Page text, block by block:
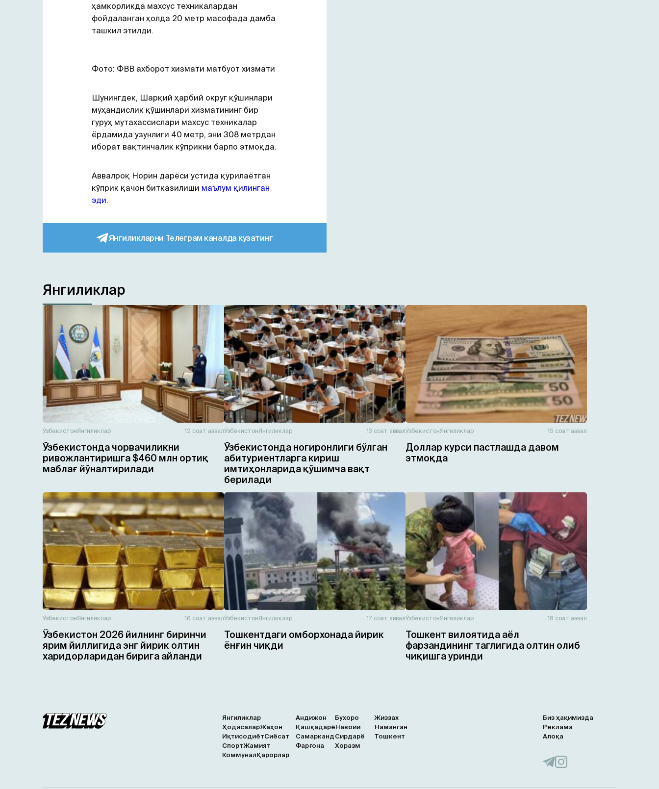
ҳамкорликда махсус техникалардан
фойдаланган ҳолда 20 метр масофада дамба
ташкил этилди.
Фото: ФВВ ахборот хизмати матбуот хизмати
Шунингдек, Шарқий ҳарбий округ қўшинлари
муҳандислик қўшинлари хизматининг бир
гуруҳ мутахассислари махсус техникалар
ёрдамида узунлиги 40 метр, эни 308 метрдан
иборат вақтинчалик кўприкни барпо этмоқда.
Аввалроқ Норин дарёси устида қурилаётган
кўприк қачон битказилиши маълум қилинган
эди.
Янгиликларни Телеграм каналда кузатинг
Янгиликлар
ЎзбекистонЯнгиликлар 12 соат аввал
Ўзбекистонда чорвачиликни
ривожлантиришга $460 млн ортиқ
маблағ йўналтирилади
ЎзбекистонЯнгиликлар 13 соат аввал
Ўзбекистонда ногиронлиги бўлган
абитуриентларга кириш
имтиҳонларида қўшимча вақт
берилади
ЎзбекистонЯнгиликлар 15 соат аввал
Доллар курси пастлашда давом
этмоқда
ЎзбекистонЯнгиликлар 16 соат аввал
Ўзбекистон 2026 йилнинг биринчи
ярим йиллигида энг йирик олтин
харидорларидан бирига айланди
ЎзбекистонЯнгиликлар 17 соат аввал
Тошкентдаги омборхонада йирик
ёнғин чиқди
ЎзбекистонЯнгиликлар 18 соат аввал
Тошкент вилоятида аёл
фарзандининг таглигида олтин олиб
чиқишга уринди
Янгиликлар
ҲодисаларЖаҳон
ИқтисодиётСиёсат
СпортЖамият
КоммуналҚарорлар
Андижон Бухоро
Жиззах
ҚашқадарёНавоий
Наманган
Самарканд Сирдарё
Тошкент
Фарғона
Хоразм
Биз ҳақимизда
Реклама
Алоқа